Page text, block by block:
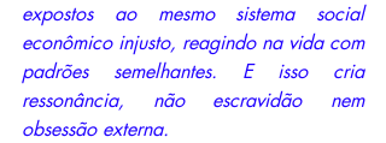
expostos ao mesmo sistema social
econômico injusto, reagindo na vida com
padrões semelhantes. E isso cria
ressonância, não escravidão nem
obsessão externa.